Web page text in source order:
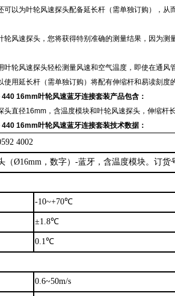
可以为叶轮风速探头配备延长杆（需单独订购），从
轮风速探头，您将获得特别准确的测量结果，因为
叶轮风速探头轻松测量风速和空气温度，即使在通风
使用延长杆（需单独订购）将配有伸缩杆和易读刻度
16mm叶轮风速蓝牙连接套装产品包含：
头直径16mm，含温度模块和叶轮风速探头，伸缩杆
16mm叶轮风速蓝牙连接套装技术数据：
4002
（Ø16mm，数字）-蓝牙，含温度模块。订货
-10~+70℃
±1.8℃
0.1℃
0.6~50m/s